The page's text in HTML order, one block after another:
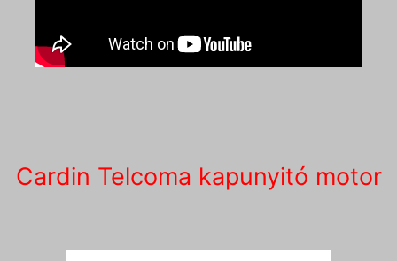
Cardin Telcoma kapunyitó motor